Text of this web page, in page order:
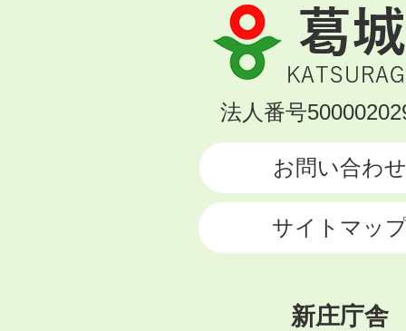
葛
城
市
KATSURAGI
法人番号
お問い合わせ
サイトマッ
新庄庁舎